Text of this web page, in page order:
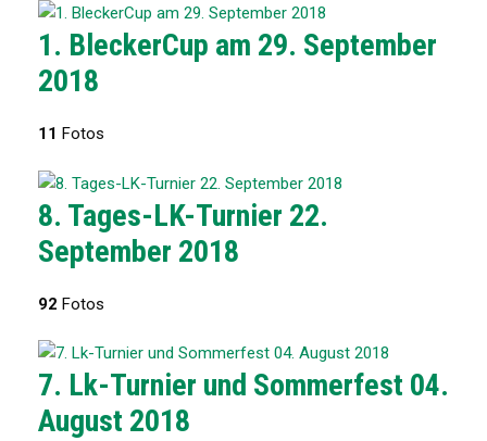
1. BleckerCup am 29. September
2018
11 Fotos
8. Tages-LK-Turnier 22.
September 2018
92 Fotos
7. Lk-Turnier und Sommerfest 04.
August 2018